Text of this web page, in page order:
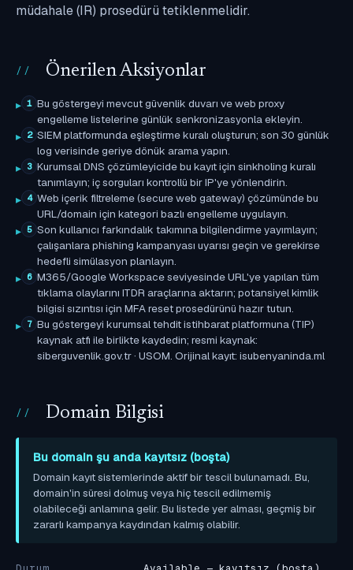
müdahale (IR) prosedürü tetiklenmelidir.
Önerilen Aksiyonlar
1 Bu göstergeyi mevcut güvenlik duvarı ve web proxy
engelleme listelerine günlük senkronizasyonla ekleyin.
2 SIEM platformunda eşleştirme kuralı oluşturun; son 30 günlük
log verisinde geriye dönük arama yapın.
3 Kurumsal DNS çözümleyicide bu kayıt için sinkholing kuralı
tanımlayın; iç sorguları kontrollü bir IP'ye yönlendirin.
4 Web içerik filtreleme (secure web gateway) çözümünde bu
URL/domain için kategori bazlı engelleme uygulayın.
5 Son kullanıcı farkındalık takımına bilgilendirme yayımlayın;
çalışanlara phishing kampanyası uyarısı geçin ve gerekirse
hedefli simülasyon planlayın.
6 M365/Google Workspace seviyesinde URL'ye yapılan tüm
tıklama olaylarını ITDR araçlarına aktarın; potansiyel kimlik
bilgisi sızıntısı için MFA reset prosedürünü hazır tutun.
7 Bu göstergeyi kurumsal tehdit istihbarat platformuna (TIP)
kaynak atfı ile birlikte kaydedin; resmi kaynak:
siberguvenlik.gov.tr · USOM. Orijinal kayıt: isubenyaninda.ml
Domain Bilgisi
Bu domain şu anda kayıtsız (boşta)
Domain kayıt sistemlerinde aktif bir tescil bulunamadı. Bu,
domain'in süresi dolmuş veya hiç tescil edilmemiş
olabileceği anlamına gelir. Bu listede yer alması, geçmiş bir
zararlı kampanya kaydından kalmış olabilir.